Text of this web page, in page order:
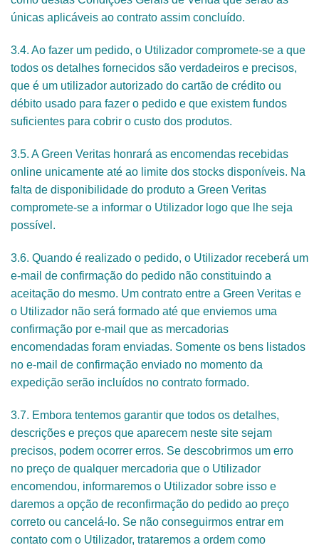
únicas aplicáveis ao contrato assim concluído.
3.4. Ao fazer um pedido, o Utilizador compromete-se a que
todos os detalhes fornecidos são verdadeiros e precisos,
que é um utilizador autorizado do cartão de crédito ou
débito usado para fazer o pedido e que existem fundos
suficientes para cobrir o custo dos produtos.
3.5. A Green Veritas honrará as encomendas recebidas
online unicamente até ao limite dos stocks disponíveis. Na
falta de disponibilidade do produto a Green Veritas
compromete-se a informar o Utilizador logo que lhe seja
possível.
3.6. Quando é realizado o pedido, o Utilizador receberá um
e-mail de confirmação do pedido não constituindo a
aceitação do mesmo. Um contrato entre a Green Veritas e
o Utilizador não será formado até que enviemos uma
confirmação por e-mail que as mercadorias
encomendadas foram enviadas. Somente os bens listados
no e-mail de confirmação enviado no momento da
expedição serão incluídos no contrato formado.
3.7. Embora tentemos garantir que todos os detalhes,
descrições e preços que aparecem neste site sejam
precisos, podem ocorrer erros. Se descobrirmos um erro
no preço de qualquer mercadoria que o Utilizador
encomendou, informaremos o Utilizador sobre isso e
daremos a opção de reconfirmação do pedido ao preço
correto ou cancelá-lo. Se não conseguirmos entrar em
contato com o Utilizador, trataremos a ordem como